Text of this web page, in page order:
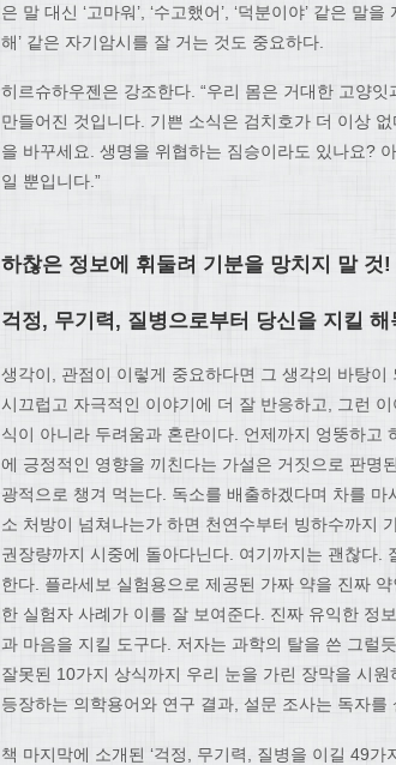
은 말 대신 ‘고마워’, ‘수고했어’, ‘덕분이야’ 같은 말
해’ 같은 자기암시를 잘 거는 것도 중요하다.
히르슈하우젠은 강조한다. “우리 몸은 거대한 고양
만들어진 것입니다. 기쁜 소식은 검치호가 더 이상
을 바꾸세요. 생명을 위협하는 짐승이라도 있나요?
일 뿐입니다.”
하찮은 정보에 휘둘려 기분을 망치지 말 것!
걱정, 무기력, 질병으로부터 당신을 지킬 해
생각이, 관점이 이렇게 중요하다면 그 생각의 바탕
시끄럽고 자극적인 이야기에 더 잘 반응하고, 그런
식이 아니라 두려움과 혼란이다. 언제까지 엉뚱하고
에 긍정적인 영향을 끼친다는 가설은 거짓으로 판명
광적으로 챙겨 먹는다. 독소를 배출하겠다며 차를
소 처방이 넘쳐나는가 하면 천연수부터 빙하수까지
권장량까지 시중에 돌아다닌다. 여기까지는 괜찮다.
한다. 플라세보 실험용으로 제공된 가짜 약을 진짜
한 실험자 사례가 이를 잘 보여준다. 진짜 유익한 정
과 마음을 지킬 도구다. 저자는 과학의 탈을 쓴 그럴
잘못된 10가지 상식까지 우리 눈을 가린 장막을 시
등장하는 의학용어와 연구 결과, 설문 조사는 독자를
책 마지막에 소개된 ‘걱정, 무기력, 질병을 이길 49